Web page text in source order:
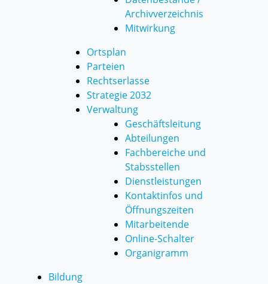
Archivverzeichnis
Mitwirkung
Ortsplan
Parteien
Rechtserlasse
Strategie 2032
Verwaltung
Geschäftsleitung
Abteilungen
Fachbereiche und
Stabsstellen
Dienstleistungen
Kontaktinfos und
Öffnungszeiten
Mitarbeitende
Online-Schalter
Organigramm
Bildung